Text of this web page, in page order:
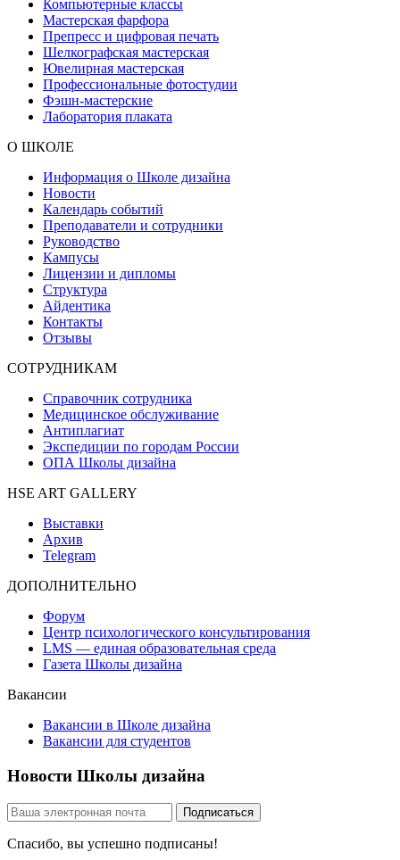
Компьютерные классы
Мастерская фарфора
Препресс и цифровая печать
Шелкографская мастерская
Ювелирная мастерская
Профессиональные фотостудии
Фэшн-мастерские
Лаборатория плаката
О ШКОЛЕ
Информация о Школе дизайна
Новости
Календарь событий
Преподаватели и сотрудники
Руководство
Кампусы
Лицензии и дипломы
Структура
Айдентика
Контакты
Отзывы
СОТРУДНИКАМ
Справочник сотрудника
Медицинское обслуживание
Антиплагиат
Экспедиции по городам России
ОПА Школы дизайна
HSE ART GALLERY
Выставки
Архив
Telegram
ДОПОЛНИТЕЛЬНО
Форум
Центр психологического консультирования
LMS — единая образовательная среда
Газета Школы дизайна
Вакансии
Вакансии в Школе дизайна
Вакансии для студентов
Новости Школы дизайна
Спасибо, вы успешно подписаны!